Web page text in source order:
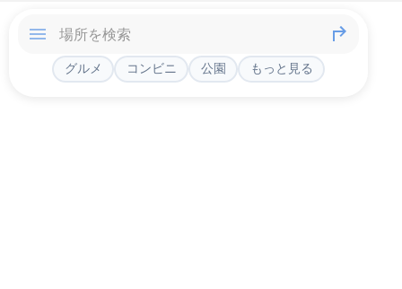
グルメ コンビニ 公園 もっと見る